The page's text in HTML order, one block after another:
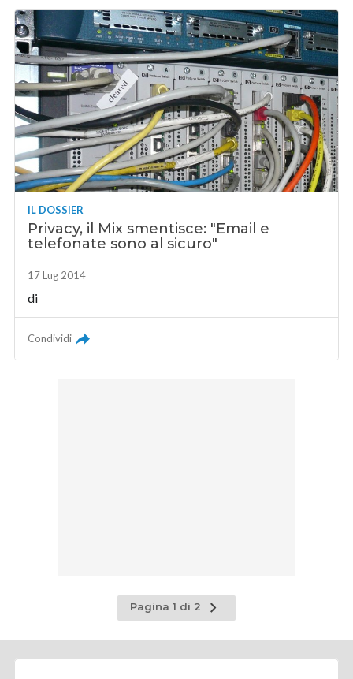
IL DOSSIER
Privacy, il Mix smentisce: "Email e
telefonate sono al sicuro"
17 Lug 2014
di
Condividi
Pagina 1 di 2
Pagina
successiva